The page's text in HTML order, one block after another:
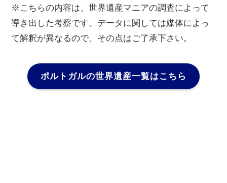
※こちらの内容は、世界遺産マニアの調査によって
導き出した考察です。データに関しては媒体によっ
て解釈が異なるので、その点はご了承下さい。
ポルトガルの世界遺産一覧はこちら